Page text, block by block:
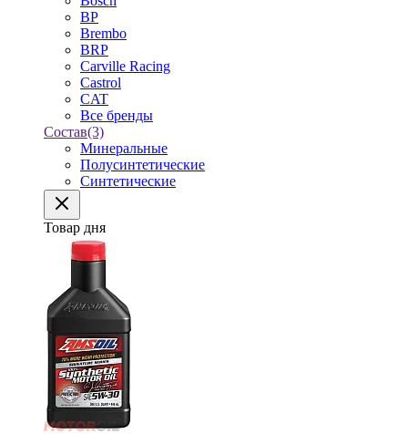
BP
Brembo
BRP
Carville Racing
Castrol
CAT
Все бренды
Состав(3)
Минеральные
Полусинтетические
Синтетические
Товар дня